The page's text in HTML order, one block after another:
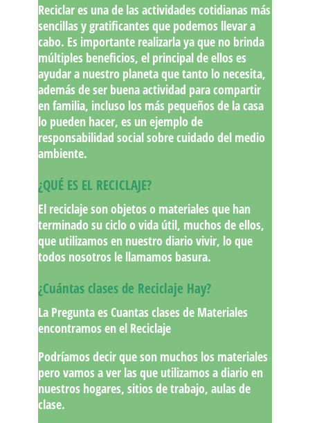
Reciclar es una de las actividades cotidianas más
sencillas y gratificantes que podemos llevar a
cabo. Es importante realizarla ya que no brinda
múltiples beneficios, el principal de ellos es
ayudar a nuestro planeta que tanto lo necesita,
además de ser buena actividad para compartir
en familia, incluso los más pequeños de la casa
lo pueden hacer, es un ejemplo de
responsabilidad social sobre cuidado del medio
ambiente.
¿QUÉ ES EL RECICLAJE?
El reciclaje son objetos o materiales que han
terminado su ciclo o vida útil, muchos de ellos,
que utilizamos en nuestro diario vivir, lo que
todos nosotros le llamamos basura.
¿Cuántas clases de Reciclaje Hay?
La Pregunta es Cuantas clases de Materiales
encontramos en el Reciclaje
Podríamos decir que son muchos los materiales
pero vamos a ver las que utilizamos a diario en
nuestros hogares, sitios de trabajo, aulas de
clase.